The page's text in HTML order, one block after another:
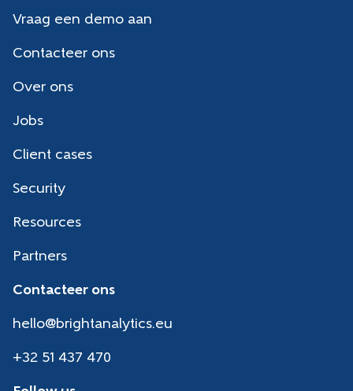
Vraag een demo aan
Contacteer ons
Over ons
Jobs
Client cases
Security
Resources
Partners
Contacteer ons
hello@brightanalytics.eu
+32 51 437 470